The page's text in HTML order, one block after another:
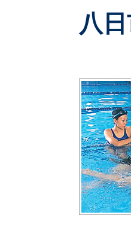
八